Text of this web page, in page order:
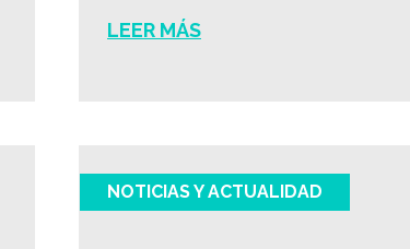
LEER MÁS
NOTICIAS Y ACTUALIDAD